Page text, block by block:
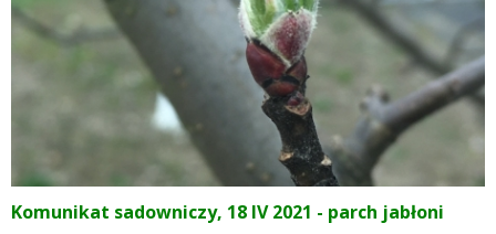
Komunikat sadowniczy, 18 IV 2021 - parch jabłoni